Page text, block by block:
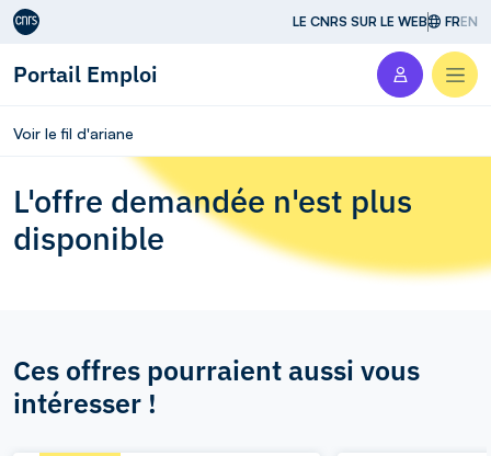
Aller au contenu LE CNRS SUR LE WEB FREN
Portail Emploi
Voir le fil d'ariane
L'offre demandée n'est plus
disponible
Ces offres pourraient aussi vous
intéresser !